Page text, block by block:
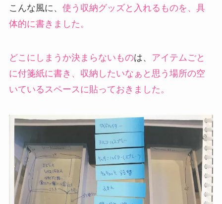
こんな風に、 使う収納グッズと入れるものを、具
体的に書きました。
どこにしまうか決まらないものは、 アイテムごと
に付箋紙に書き、収納したいなぁと思う場所の空
いているスペースに貼っておきました。